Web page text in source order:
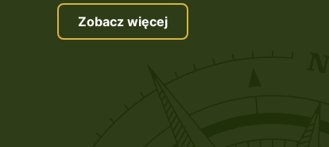
Zobacz więcej